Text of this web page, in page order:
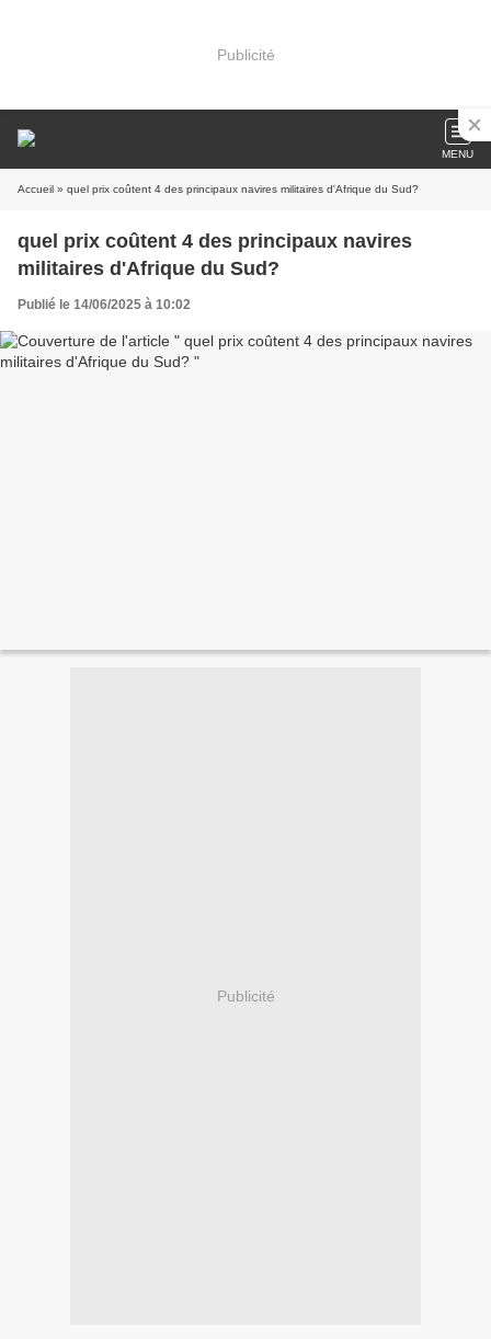
Publicité
MENU
Accueil » quel prix coûtent 4 des principaux navires militaires d'Afrique du Sud?
quel prix coûtent 4 des principaux navires
militaires d'Afrique du Sud?
Publié le 14/06/2025 à 10:02
Publicité